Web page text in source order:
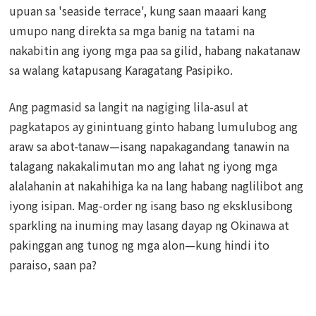
upuan sa 'seaside terrace', kung saan maaari kang
umupo nang direkta sa mga banig na tatami na
nakabitin ang iyong mga paa sa gilid, habang nakatanaw
sa walang katapusang Karagatang Pasipiko.
Ang pagmasid sa langit na nagiging lila-asul at
pagkatapos ay ginintuang ginto habang lumulubog ang
araw sa abot-tanaw—isang napakagandang tanawin na
talagang nakakalimutan mo ang lahat ng iyong mga
alalahanin at nakahihiga ka na lang habang naglilibot ang
iyong isipan. Mag-order ng isang baso ng eksklusibong
sparkling na inuming may lasang dayap ng Okinawa at
pakinggan ang tunog ng mga alon—kung hindi ito
paraiso, saan pa?